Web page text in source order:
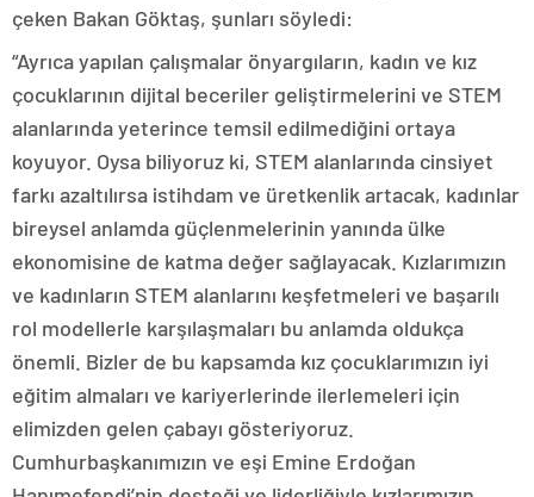
çeken Bakan Göktaş, şunları söyledi:
“Ayrıca yapılan çalışmalar önyargıların, kadın ve kız
çocuklarının dijital beceriler geliştirmelerini ve STEM
alanlarında yeterince temsil edilmediğini ortaya
koyuyor. Oysa biliyoruz ki, STEM alanlarında cinsiyet
farkı azaltılırsa istihdam ve üretkenlik artacak, kadınlar
bireysel anlamda güçlenmelerinin yanında ülke
ekonomisine de katma değer sağlayacak. Kızlarımızın
ve kadınların STEM alanlarını keşfetmeleri ve başarılı
rol modellerle karşılaşmaları bu anlamda oldukça
önemli. Bizler de bu kapsamda kız çocuklarımızın iyi
eğitim almaları ve kariyerlerinde ilerlemeleri için
elimizden gelen çabayı gösteriyoruz.
Cumhurbaşkanımızın ve eşi Emine Erdoğan